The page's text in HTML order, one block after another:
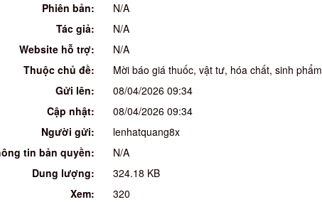
Phiên bản:
N/A
Tác giả:
N/A
Website hỗ trợ:
N/A
Thuộc chủ đề:
Mời báo giá thuốc, vật tư, hóa chất, sinh phẩm
Gửi lên:
08/04/2026 09:34
Cập nhật:
08/04/2026 09:34
Người gửi:
lenhatquang8x
tin bản quyền:
N/A
Dung lượng:
324.18 KB
Xem:
320